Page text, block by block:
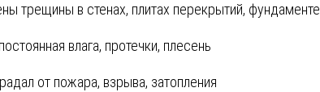
трещины в стенах, плитах перекрытий, фундаменте
влага, протечки, плесень
от пожара, взрыва, затопления